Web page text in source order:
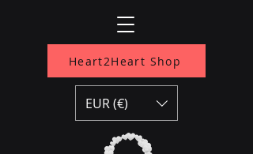
Heart2Heart Shop
EUR (€)